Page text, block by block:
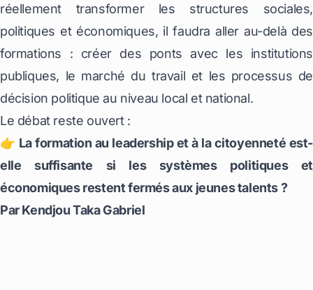
réellement transformer les structures sociales,
politiques et économiques, il faudra aller au-delà des
formations : créer des ponts avec les institutions
publiques, le marché du travail et les processus de
décision politique au niveau local et national.
Le débat reste ouvert :
👉 La formation au leadership et à la citoyenneté est-
elle suffisante si les systèmes politiques et
économiques restent fermés aux jeunes talents ?
Par Kendjou Taka Gabriel